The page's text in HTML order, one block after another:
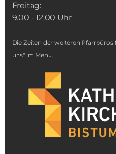
Freitag:
9.00 - 12.00 Uhr
Die Zeiten der weiteren Pfarrbüros
uns" im Menu.